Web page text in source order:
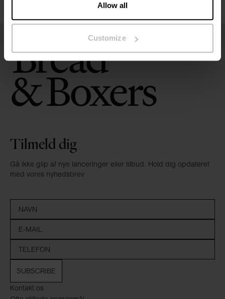
Allow all
Customize
Kontakt os
Tilmeld dig
Gå ikke glip af nye lanceringer eller tilbud. Hold dig opdateret
med vores nyhedsbrev
SUBSCRIBE